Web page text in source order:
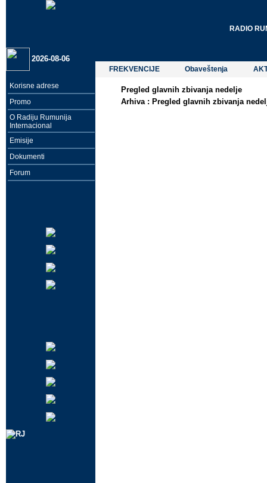
RADIO
2026-08-06
FREKVENCIJE Obaveštenja
Korisne adrese
Promo
O Radiju Rumunija
Internacional
Emisije
Dokumenti
Forum
Pregled glavnih zbivanja nedelje
Arhiva : Pregled glavnih zbivanja